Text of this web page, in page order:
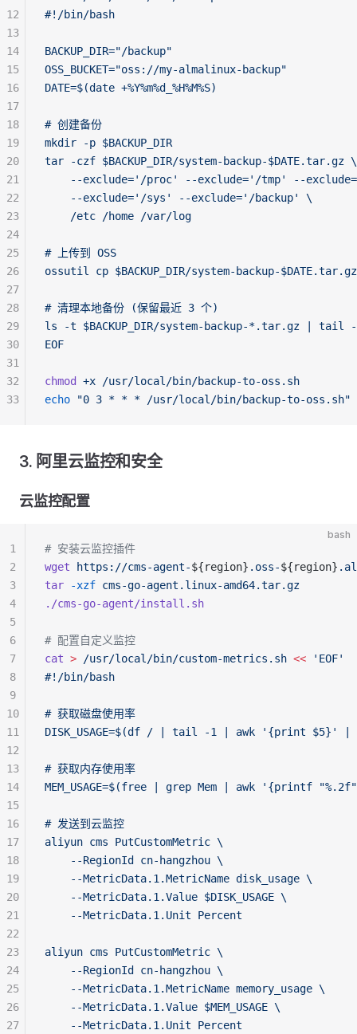
#!/bin/bash
BACKUP_DIR="/backup"
OSS_BUCKET="oss://my-almalinux-backup"
DATE=$(date +%Y%m%d_%H%M%S)
# 创建备份
mkdir -p $BACKUP_DIR
tar -czf $BACKUP_DIR/system-backup-$DATE.tar.gz \
--exclude='/proc' --exclude='/tmp' --
    --exclude='/sys' --exclude='/backup' \
    /etc /home /var/log
# 上传到 OSS
ossutil cp $BACKUP_DIR/system-backup-$DATE.tar.gz
# 清理本地备份 (保留最近 3 个)
ls -t $BACKUP_DIR/system-backup-*.tar.gz |
EOF
chmod +x /usr/local/bin/backup-to-oss.sh
echo "0 3 * * * /usr/local/bin/backup-to-oss.sh"
12
13
14
15
16
17
18
19
20
21
22
23
24
25
26
27
28
29
30
31
32
33
3. 阿里云监控和安全
云监控配置
bash
# 安装云监控插件
wget https://cms-agent-${region} .oss-${region}
tar -xzf cms-go-agent.linux-amd64.tar.gz
./cms-go-agent/install.sh
# 配置自定义监控
cat > /usr/local/bin/custom-metrics.sh << 'EOF'
#!/bin/bash
# 获取磁盘使用率
DISK_USAGE=$(df / | tail -1 | awk '{print $5}'
# 获取内存使用率
MEM_USAGE=$(free | grep Mem | awk '{printf
# 发送到云监控
aliyun cms PutCustomMetric \
    --RegionId cn-hangzhou \
    --MetricData.1.MetricName disk_usage \
    --MetricData.1.Value $DISK_USAGE \
    --MetricData.1.Unit Percent
aliyun cms PutCustomMetric \
    --RegionId cn-hangzhou \
    --MetricData.1.MetricName memory_usage \
    --MetricData.1.Value $MEM_USAGE \
    --MetricData.1.Unit Percent
1
2
3
4
5
6
7
8
9
10
11
12
13
14
15
16
17
18
19
20
21
22
23
24
25
26
27